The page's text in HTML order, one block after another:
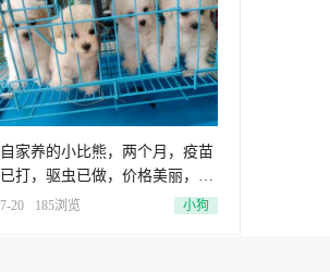
自家养的小比熊，两个月，疫苗
已打，驱虫已做，价格美丽，欢
迎咨
7-20 185浏览 小狗